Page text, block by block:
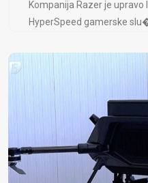
Kompanija Razer je
HyperSpeed ​​gamerske